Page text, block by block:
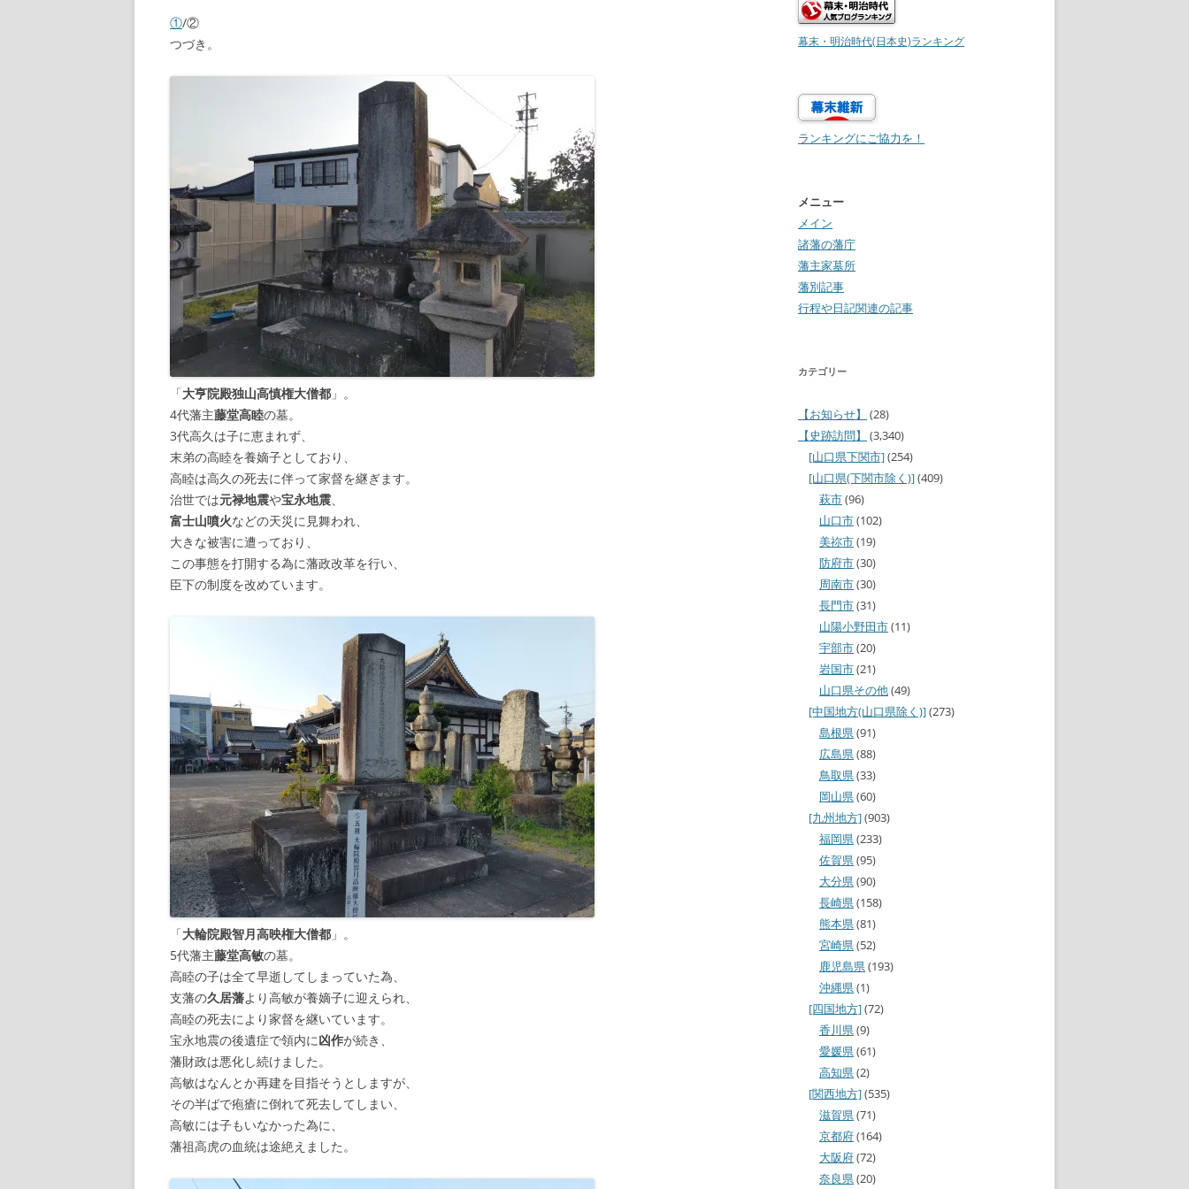
■島まとめ
●著名な遊郭跡
●著名な道場･私塾跡
●名水百選
●日本100名城
●キリシタン関連
●銘菓･名物
●情報募集
【朝廷】
①/②
つづき。
「大亨院殿独山高慎権大僧都 」。
4代藩主藤堂高睦の墓。
3代高久は子に恵まれず、
末弟の高睦を養嫡子としており、
高睦は高久の死去に伴って家督を継ぎます。
治世では元禄地震や宝永地震、
富士山噴火などの天災に見舞われ、
大きな被害に遭っており、
この事態を打開する為に藩政改革を行い、
臣下の制度を改めています。
「大輪院殿智月高映権大僧都 」。
5代藩主藤堂高敏の墓。
高睦の子は全て早逝してしまっていた為、
支藩の久居藩より高敏が養嫡子に迎えられ、
高睦の死去により家督を継いています。
宝永地震の後遺症で領内に凶作が続き、
藩財政は悪化し続けました。
高敏はなんとか再建を目指そうとしますが、
その半ばで疱瘡に倒れて死去してしまい、
高敏には子もいなかった為に、
藩祖高虎の血統は途絶えました。
幕末・明治時代(日本史)ランキング
ランキングにご協力を！
メニュー
メイン
諸藩の藩庁
藩主家墓所
藩別記事
行程や日記関連の記事
カテゴリー
【お知らせ】
(28)
【史跡訪問】
(3,340)
[山口県下関市](254)
[山口県(下関市除く)](409)
萩市(96)
山口市(102)
美祢市(19)
防府市(30)
周南市(30)
長門市(31)
山陽小野田市(11)
宇部市(20)
岩国市(21)
山口県その他(49)
[中国地方(山口県除く)](273)
島根県(91)
広島県(88)
鳥取県(33)
岡山県(60)
[九州地方](903)
福岡県(233)
佐賀県(95)
大分県(90)
長崎県(158)
熊本県(81)
宮崎県(52)
鹿児島県(193)
沖縄県(1)
[四国地方](72)
香川県(9)
愛媛県(61)
高知県(2)
[関西地方](535)
滋賀県(71)
京都府(164)
大阪府(72)
奈良県(20)